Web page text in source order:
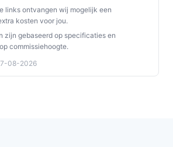
links ontvangen wij mogelijk een
kosten voor jou.
zijn gebaseerd op specificaties en
commissiehoogte.
08-2026